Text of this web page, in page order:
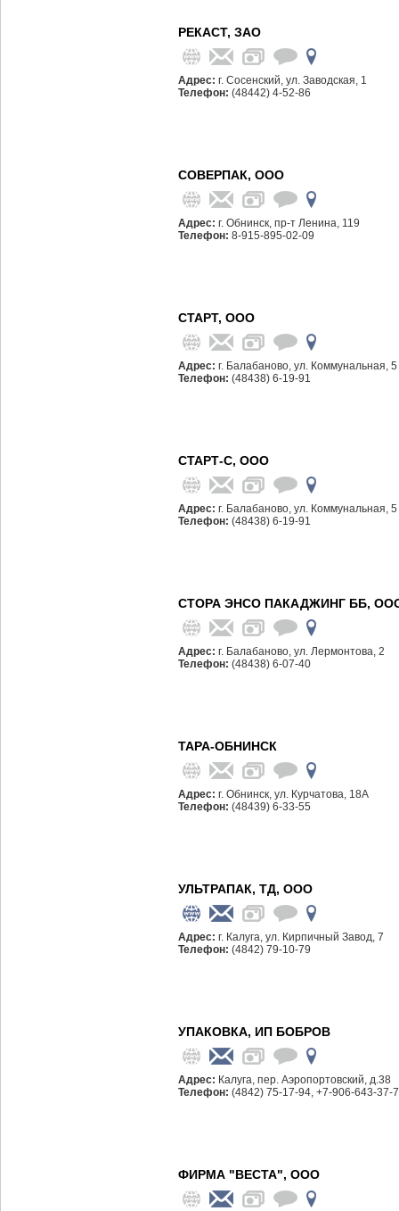
РЕКАСТ, ЗАО
Адрес: г. Сосенский, ул. Заводская, 1
Телефон: (48442) 4-52-86
СОВЕРПАК, ООО
Адрес: г. Обнинск, пр-т Ленина, 119
Телефон: 8-915-895-02-09
СТАРТ, ООО
Адрес: г. Балабаново, ул. Коммунальная, 5
Телефон: (48438) 6-19-91
СТАРТ-С, ООО
Адрес: г. Балабаново, ул. Коммунальная, 5
Телефон: (48438) 6-19-91
СТОРА ЭНСО ПАКАДЖИНГ ББ,
Адрес: г. Балабаново, ул. Лермонтова, 2
Телефон: (48438) 6-07-40
ТАРА-ОБНИНСК
Адрес: г. Обнинск, ул. Курчатова, 18А
Телефон: (48439) 6-33-55
УЛЬТРАПАК, ТД, ООО
Адрес: г. Калуга, ул. Кирпичный Завод, 7
Телефон: (4842) 79-10-79
УПАКОВКА, ИП БОБРОВ
Адрес: Калуга, пер. Аэропортовский, д.38
Телефон: (4842) 75-17-94, +7-906-643-37-
ФИРМА "ВЕСТА", ООО